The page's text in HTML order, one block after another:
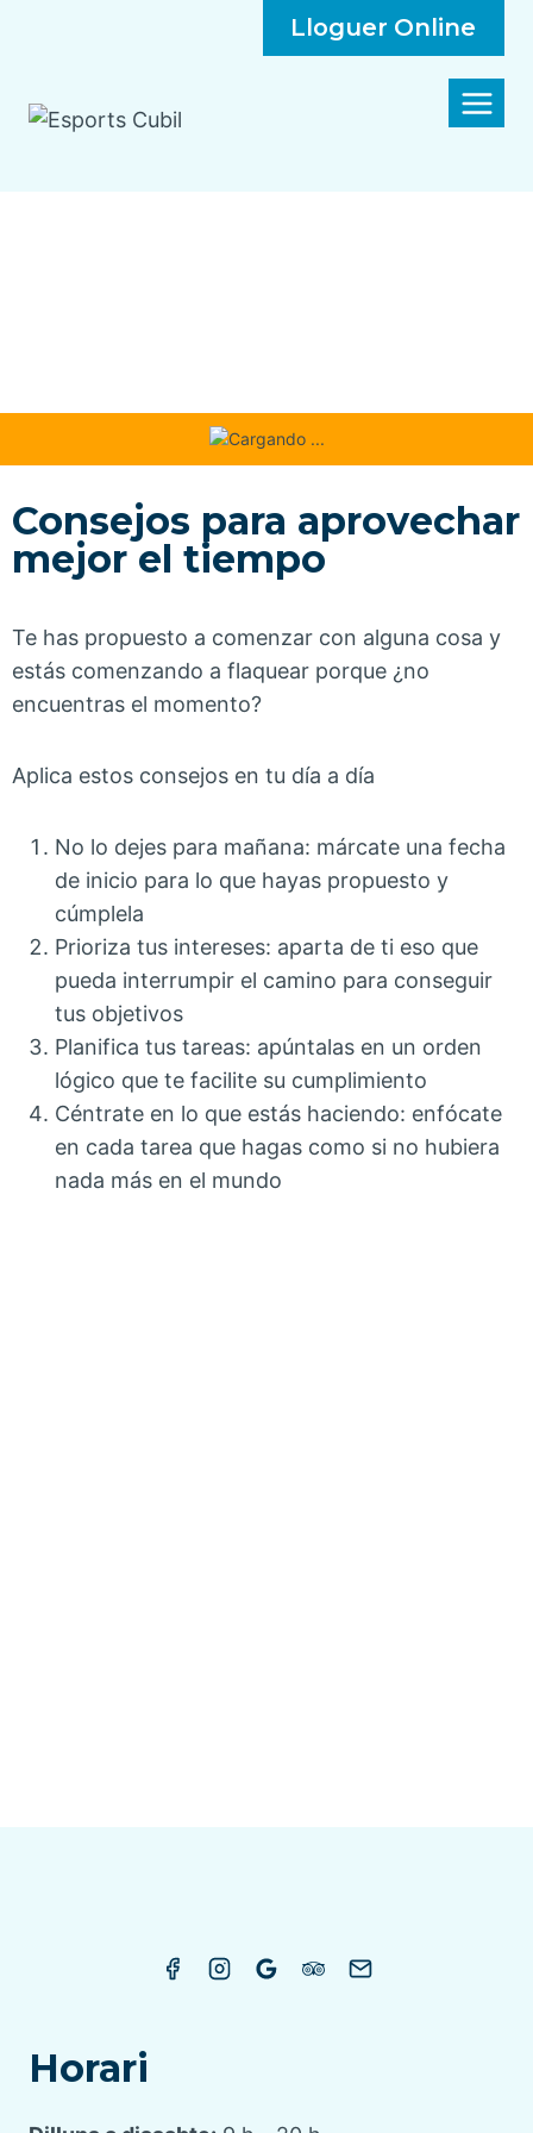
Lloguer Online
Consejos para aprovechar
mejor el tiempo
Te has propuesto a comenzar con alguna cosa y
estás comenzando a flaquear porque ¿no
encuentras el momento?
Aplica estos consejos en tu día a día
No lo dejes para mañana: márcate una fecha
de inicio para lo que hayas propuesto y
cúmplela
Prioriza tus intereses: aparta de ti eso que
pueda interrumpir el camino para conseguir
tus objetivos
Planifica tus tareas: apúntalas en un orden
lógico que te facilite su cumplimiento
Céntrate en lo que estás haciendo: enfócate
en cada tarea que hagas como si no hubiera
nada más en el mundo
Horari